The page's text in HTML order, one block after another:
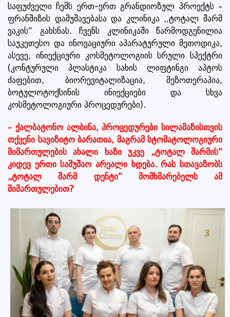
საფუძველი ჩემს ერთ-ერთ გრანდიოზულ პროექტს –
ფრანშიზის დამუშავებასა და კლინიკა ,,ტოტალ შარმ
ვაკის“ გახსნას. ჩვენს კლინიკაში წარმოდგენილია
საუკეთესო და ინოვაციური აპარატურული მეთოდიკა,
ასევე, ინიექციური კოსმეტოლოგიის სრული სპექტრი
(კონტურული პლასტიკა სახის ლიფტინგი აპტოს
ძაფებით, ბიორევიტალიზაცია, მეზოთერაპია,
ბოტულოტოქსინის ინიექციები და სხვა
კოსმეტოლოგიური პროცედურები).
– ქალბატონო ალბინა, პროცედურები სილამაზისთვის
თქვენი სავიზიტო ბარათია, მაგრამ სტომატოლოგიური
მიმართულების ახალი ხაზი უკვე „ტოტალ შარმის“
კიდევ ერთი სამუშაო არეალი ხდება. რას სთავაზობს
„ტოტალ შარმ დენტი“ მომხმარებელს ამ
მიმართულებით?